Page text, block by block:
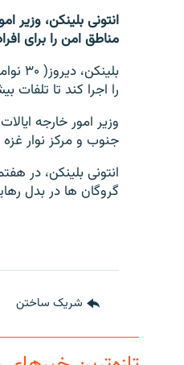
انتونی بلینکن، وزیر
مناطق امن را برای
را اجرا کند تا تلفات
وزیر امور خارجه
جنوب و مرکز نوار
انتونی بلینکن، در
گروگان ها در بدل
شریک ساختن